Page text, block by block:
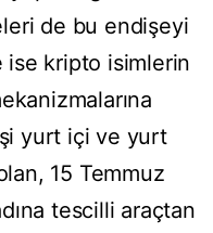
de bu endişeyi
ise kripto isimlerin
yurt içi ve yurt
15 Temmuz
tescilli araçtan